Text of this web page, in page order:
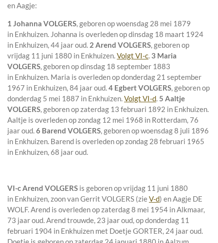
en Aagje:
1 Johanna VOLGERS, geboren op woensdag 28 mei 1879
in Enkhuizen. Johanna is overleden op dinsdag 18 maart 1924
in Enkhuizen, 44 jaar oud. 2 Arend VOLGERS, geboren op
vrijdag 11 juni 1880 in Enkhuizen.Volgt VI-c. 3 Maria
VOLGERS, geboren op dinsdag 18 september 1883
in Enkhuizen. Maria is overleden op donderdag 21 september
1967 in Enkhuizen, 84 jaar oud.4 Egbert VOLGERS, geboren op
donderdag 5 mei 1887 in Enkhuizen.Volgt VI-d.5 Aaltje
VOLGERS, geboren op zaterdag 13 februari 1892 in Enkhuizen.
Aaltje is overleden op zondag 12 mei 1968 in Rotterdam, 76
jaar oud.6 Barend VOLGERS, geboren op woensdag 8 juli 1896
in Enkhuizen. Barend is overleden op zondag 28 februari 1965
in Enkhuizen, 68 jaar oud.
VI-cArend VOLGERS is geboren op vrijdag 11 juni 1880
in Enkhuizen, zoon vanGerrit VOLGERS (zieV-d) enAagje DE
WOLF. Arend is overleden op zaterdag 8 mei 1954 inAlkmaar,
73 jaar oud. Arend trouwde, 23 jaar oud, op donderdag 11
februari 1904 in Enkhuizen met Doetje GORTER, 24 jaar oud.